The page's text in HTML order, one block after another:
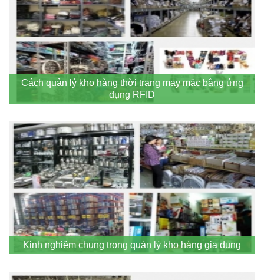
Cách quản lý kho hàng thời trang may mặc bằng ứng
dụng RFID
Kinh nghiệm chung trong quản lý kho hàng gia dụng